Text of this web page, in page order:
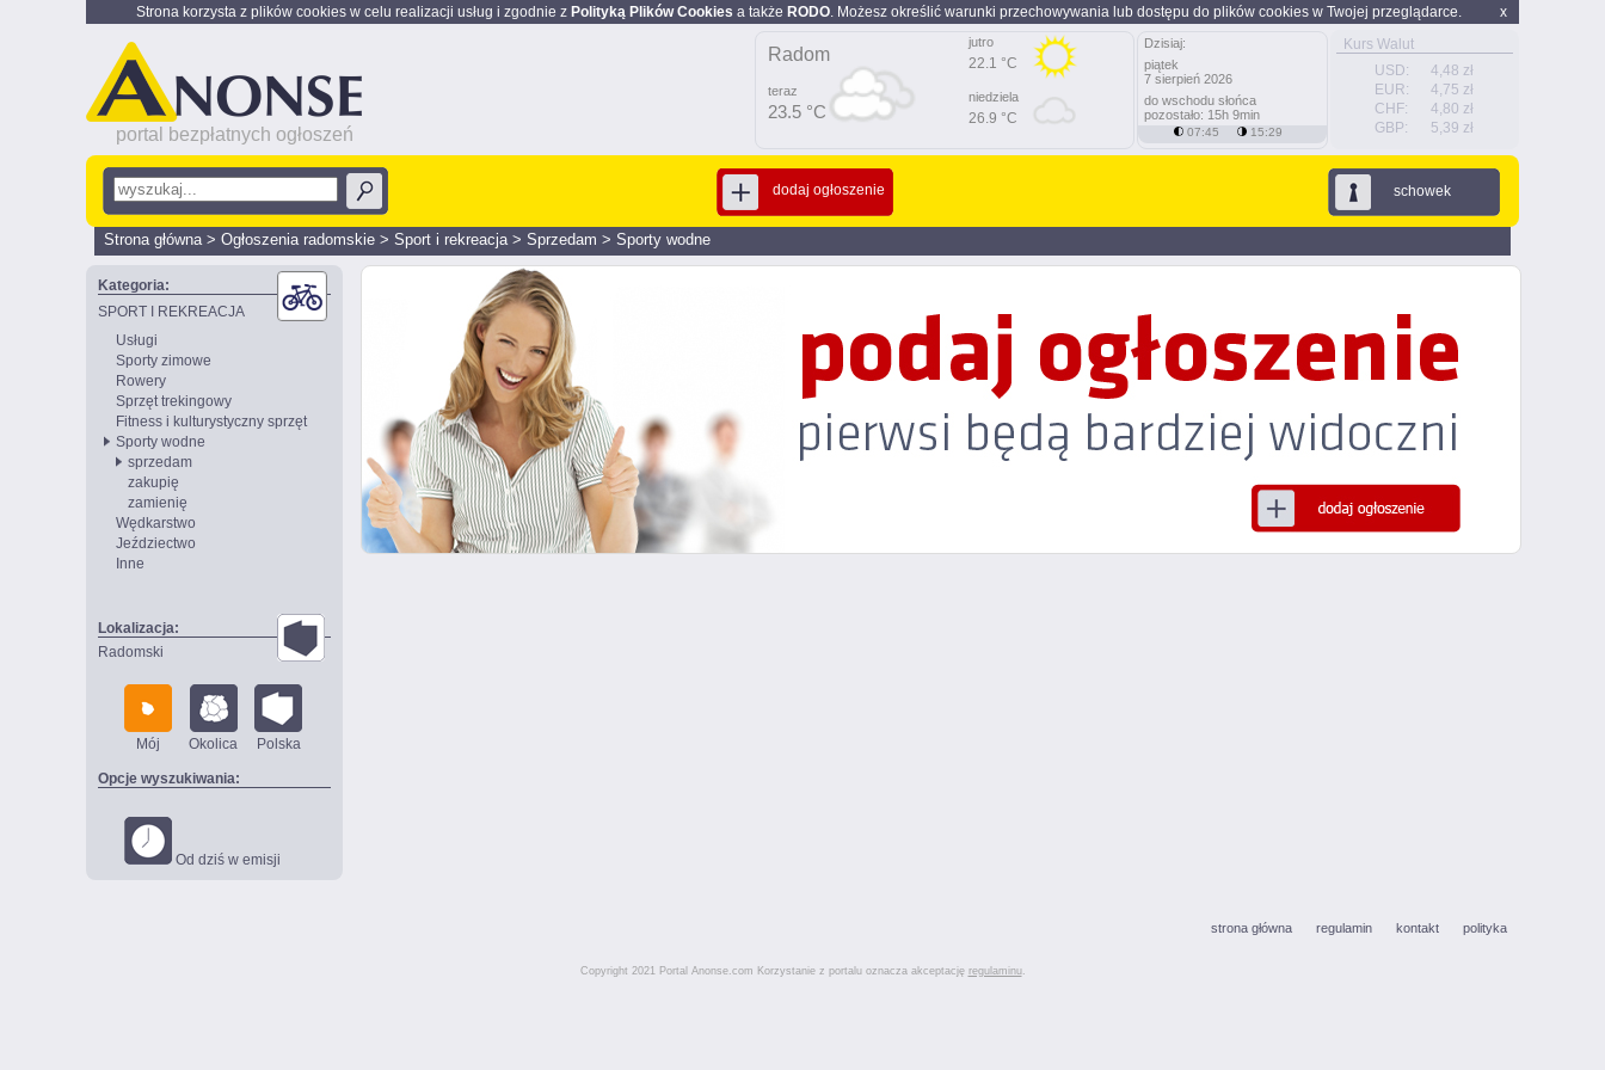
x
Strona korzysta z plików cookies w celu realizacji usług i zgodnie z Polityką Plików Cookies a także RODO. Możesz określić warunki przechowywania lub dostępu do plików cookies w Twojej przeglądarce.
portal bezpłatnych ogłoszeń
Kurs Walut
USD:
4,48 zł
EUR:
4,75 zł
CHF:
4,80 zł
GBP:
5,39 zł
Radom
teraz
23.5 °C
jutro
22.1 °C
niedziela
26.9 °C
Dzisiaj:
piątek
7 sierpień 2026
do wschodu słońca
pozostało: 15h 9min
07:45 15:29
schowek
dodaj ogłoszenie
Strona główna> Ogłoszenia radomskie > Sport i rekreacja> Sprzedam > Sporty wodne
Kategoria:
SPORT I REKREACJA
Usługi
Sporty zimowe
Rowery
Sprzęt trekingowy
Fitness i kulturystyczny sprzęt
Sporty wodne
sprzedam
zakupię
zamienię
Wędkarstwo
Jeździectwo
Inne
Lokalizacja:
Radomski
Mój Okolica Polska
Opcje wyszukiwania:
Od dziś w emisji
strona główna regulamin kontakt polityka
Copyright 2021 Portal Anonse.com Korzystanie z portalu oznacza akceptację regulaminu.